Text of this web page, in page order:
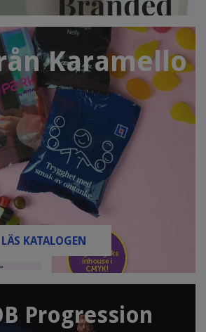
Karamello
LÄS KATALOGEN
Progression